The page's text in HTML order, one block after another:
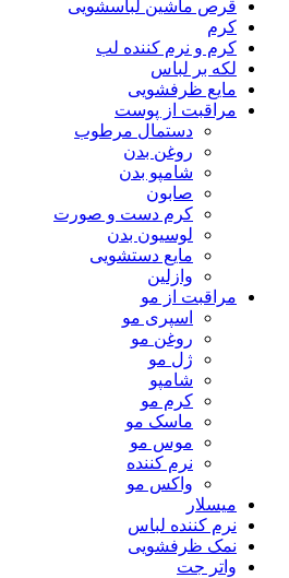
قرص ماشین لباسشویی
کرم
کرم و نرم کننده لب
لکه بر لباس
مایع ظرفشویی
مراقبت از پوست
دستمال مرطوب
روغن بدن
شامپو بدن
صابون
کرم دست و صورت
لوسیون بدن
مایع دستشویی
وازلین
مراقبت از مو
اسپری مو
روغن مو
ژل مو
شامپو
کرم مو
ماسک مو
موس مو
نرم کننده
واکس مو
میسلار
نرم کننده لباس
نمک ظرفشویی
واتر جت